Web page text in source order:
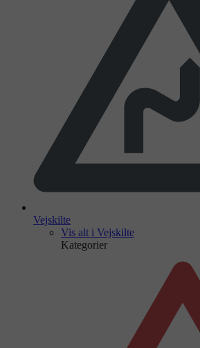
Vejskilte
Vis alt i Vejskilte
Kategorier